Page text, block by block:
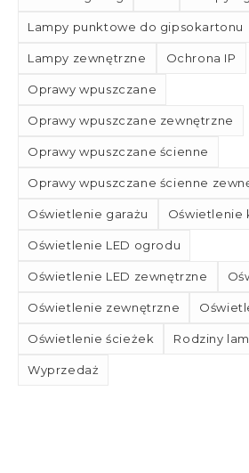
Lampy punktowe do gipsokartonu
Lampy zewnętrzne Ochrona IP
Oprawy wpuszczane
Oprawy wpuszczane zewnętrzne
Oprawy wpuszczane ścienne
Oprawy wpuszczane ścienne
Oświetlenie garażu Oświetlenie
Oświetlenie LED ogrodu
Oświetlenie LED zewnętrzne
Oświetlenie zewnętrzne
Oświetlenie ścieżek Rodziny
Wyprzedaż